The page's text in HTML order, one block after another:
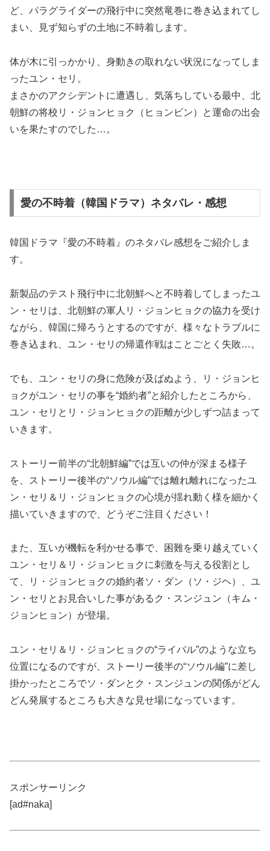
ど、パラグライダーの飛行中に突然竜巻に巻き込まれてし
まい、見ず知らずの土地に不時着します。
体が木に引っかかり、身動きの取れない状況になってしま
ったユン・セリ。
まさかのアクシデントに遭遇し、気落ちしている最中、北
朝鮮の将校リ・ジョンヒョク（ヒョンビン）と運命の出会
いを果たすのでした…。
愛の不時着（韓国ドラマ）ネタバレ・感想
韓国ドラマ『愛の不時着』のネタバレ感想をご紹介しま
す。
新製品のテスト飛行中に北朝鮮へと不時着してしまったユ
ン・セリは、北朝鮮の軍人リ・ジョンヒョクの協力を受け
ながら、韓国に帰ろうとするのですが、様々なトラブルに
巻き込まれ、ユン・セリの帰還作戦はことごとく失敗…。
でも、ユン・セリの身に危険が及ばぬよう、リ・ジョンヒ
ョクがユン・セリの事を“婚約者”と紹介したところから、
ユン・セリとリ・ジョンヒョクの距離が少しずつ詰まって
いきます。
ストーリー前半の“北朝鮮編”では互いの仲が深まる様子
を、ストーリー後半の“ソウル編”では離れ離れになったユ
ン・セリ＆リ・ジョンヒョクの心境が揺れ動く様を細かく
描いていきますので、どうぞご注目ください！
また、互いが機転を利かせる事で、困難を乗り越えていく
ユン・セリ＆リ・ジョンヒョクに刺激を与える役割とし
て、リ・ジョンヒョクの婚約者ソ・ダン（ソ・ジヘ）、ユ
ン・セリとお見合いした事があるク・スンジュン（キム・
ジョンヒョン）が登場。
ユン・セリ＆リ・ジョンヒョクの“ライバル”のような立ち
位置になるのですが、ストーリー後半の“ソウル編”に差し
掛かったところでソ・ダンとク・スンジュンの関係がどん
どん発展するところも大きな見せ場になっています。
スポンサーリンク
[ad#naka]